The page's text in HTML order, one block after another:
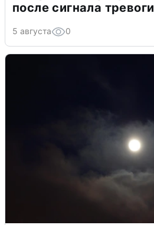
после сигнала тревоги
5 августа 0